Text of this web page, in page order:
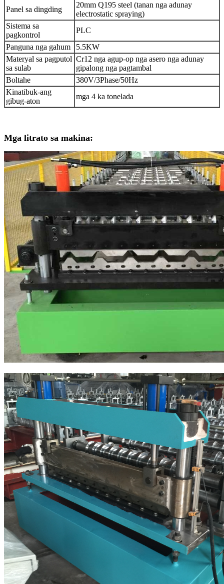
Panel sa dingding
20mm Q195 steel (tanan nga adunay
electrostatic spraying)
Sistema sa
pagkontrol
PLC
Panguna nga gahum
5.5KW
Materyal sa pagputol
sa sulab
Cr12 nga agup-op nga asero nga adunay
gipalong nga pagtambal
Boltahe
380V/3Phase/50Hz
Kinatibuk-ang
gibug-aton
mga 4 ka tonelada
Mga litrato sa makina: